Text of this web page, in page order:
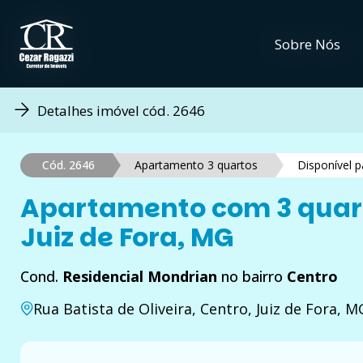
Sobre Nós
Sobre Nós
Detalhes imóvel cód. 2646
Cód. 2646 Apartamento 3 quartos Disponível
Apartamento com 3
Juiz de Fora, MG
Cond. Residencial Mondrian no bairro Centro
Rua Batista de Oliveira, Centro, Juiz de Fora,